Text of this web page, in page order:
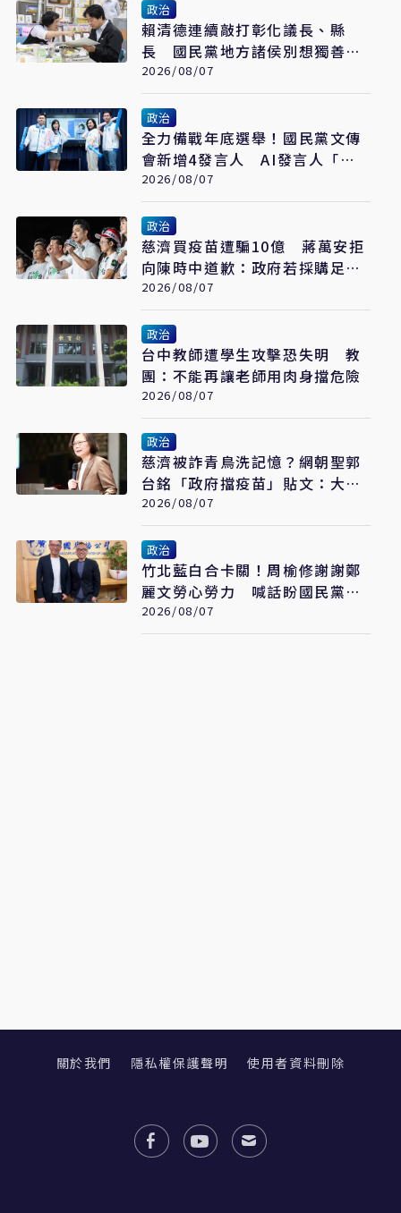
政治
賴清德連續敲打彰化議長、縣
長 國民黨地方諸侯別想獨善其
身
2026/08/07
政治
全力備戰年底選舉！國民黨文傳
會新增4發言人 AI發言人「鄭
小文」亮相
2026/08/07
政治
慈濟買疫苗遭騙10億 蔣萬安拒
向陳時中道歉：政府若採購足夠
疫苗不需民間出力
2026/08/07
政治
台中教師遭學生攻擊恐失明 教
團：不能再讓老師用肉身擋危險
2026/08/07
政治
慈濟被詐青鳥洗記憶？網朝聖郭
台銘「政府擋疫苗」貼文：大小
姐說不要買
2026/08/07
政治
竹北藍白合卡關！周榆修謝謝鄭
麗文勞心勞力 喊話盼國民黨說
到做到
2026/08/07
關於我們 隱私權保護聲明 使用者資料刪除